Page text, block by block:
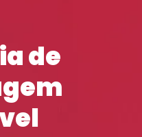
de